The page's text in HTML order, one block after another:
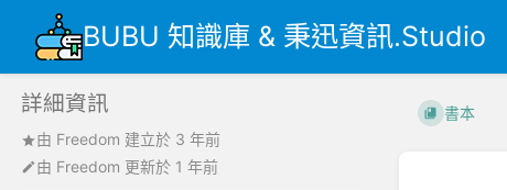
BUBU 知識庫 & 秉迅資訊.Studio
詳細資訊
由 Freedom 建立於 3 年前
由 Freedom 更新於 1 年前
書本